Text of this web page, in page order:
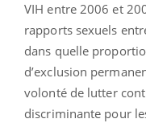
VIH entre 2006 et
rapports sexuels
dans quelle
d’exclusion
volonté de lutter
discriminante pour